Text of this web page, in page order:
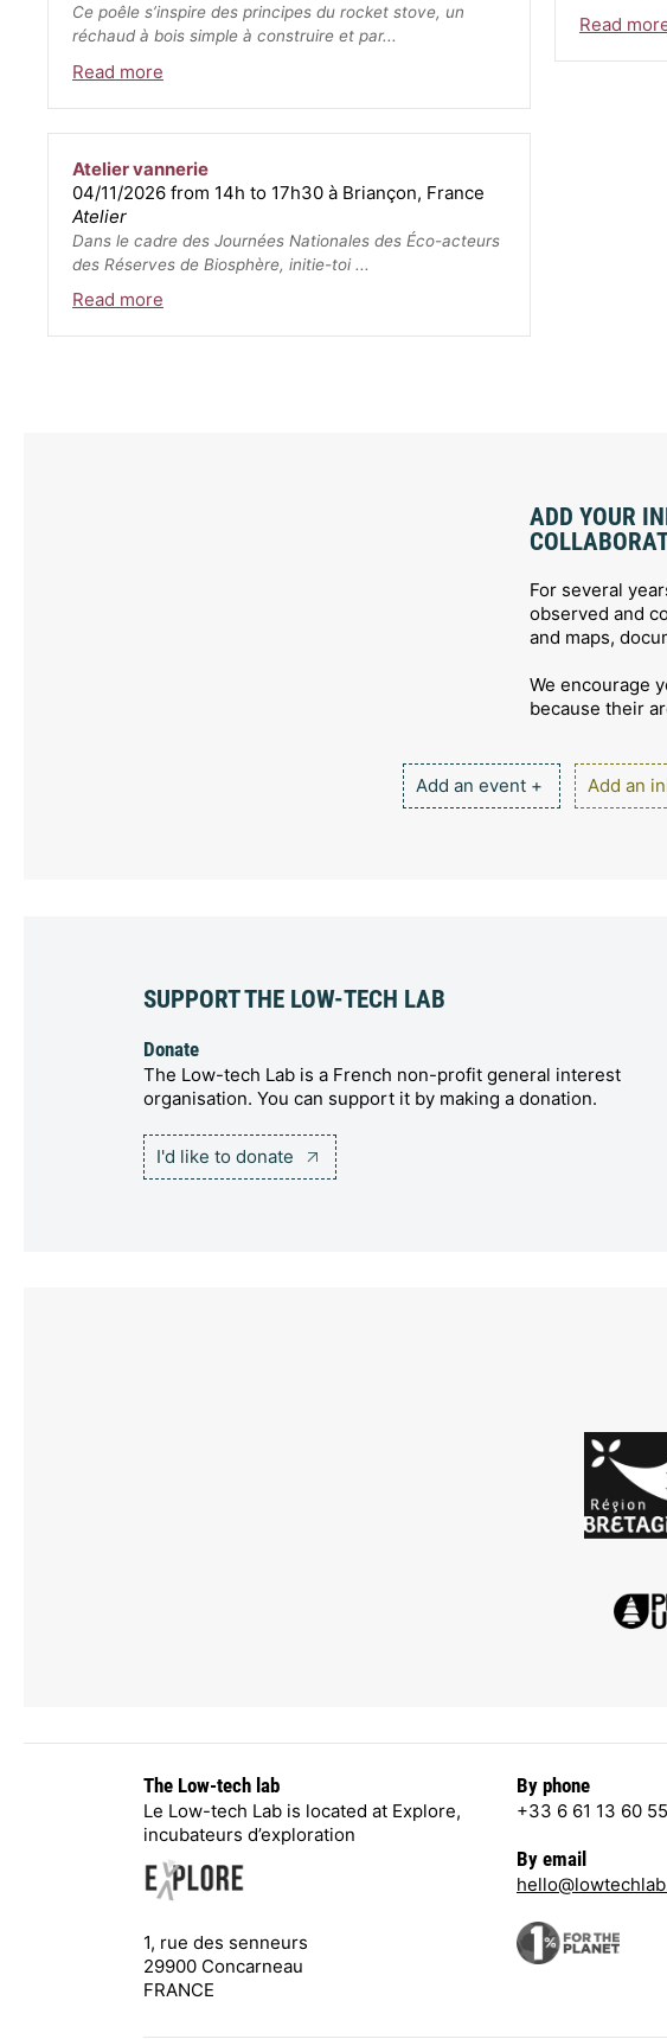
Ce poêle s’inspire des principes du rocket stove, un
réchaud à bois simple à construire et par...
Read more
Read
Atelier vannerie
04/11/2026 from 14h to 17h30 à Briançon, France
Atelier
Dans le cadre des Journées Nationales des Éco-acteurs
des Réserves de Biosphère, initie-toi ...
Read more
ADD YOUR
For several
observed and
and maps,
We encourage
because their
Add an event + Add an
SUPPORT THE LOW-TECH LAB
Donate
The Low-tech Lab is a French non-profit general interest
organisation. You can support it by making a donation.
I'd like to donate
The Low-tech lab
Le Low-tech Lab is located at Explore,
incubateurs d’exploration
1, rue des senneurs
29900 Concarneau
FRANCE
By phone
+33 6 61 13 60 55
By email